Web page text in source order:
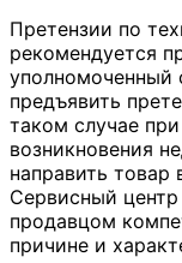
Претензии по
рекомендуется
уполномоченный
предъявить
таком случае
возникновения
направить товар
Сервисный
продавцом
причине и